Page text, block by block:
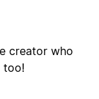
creator who
too!